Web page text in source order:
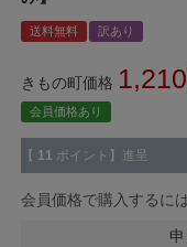
送料無料 訳あり
きもの町価格 1,210
会員価格あり
【 11 ポイント】進呈
会員価格で購入するに